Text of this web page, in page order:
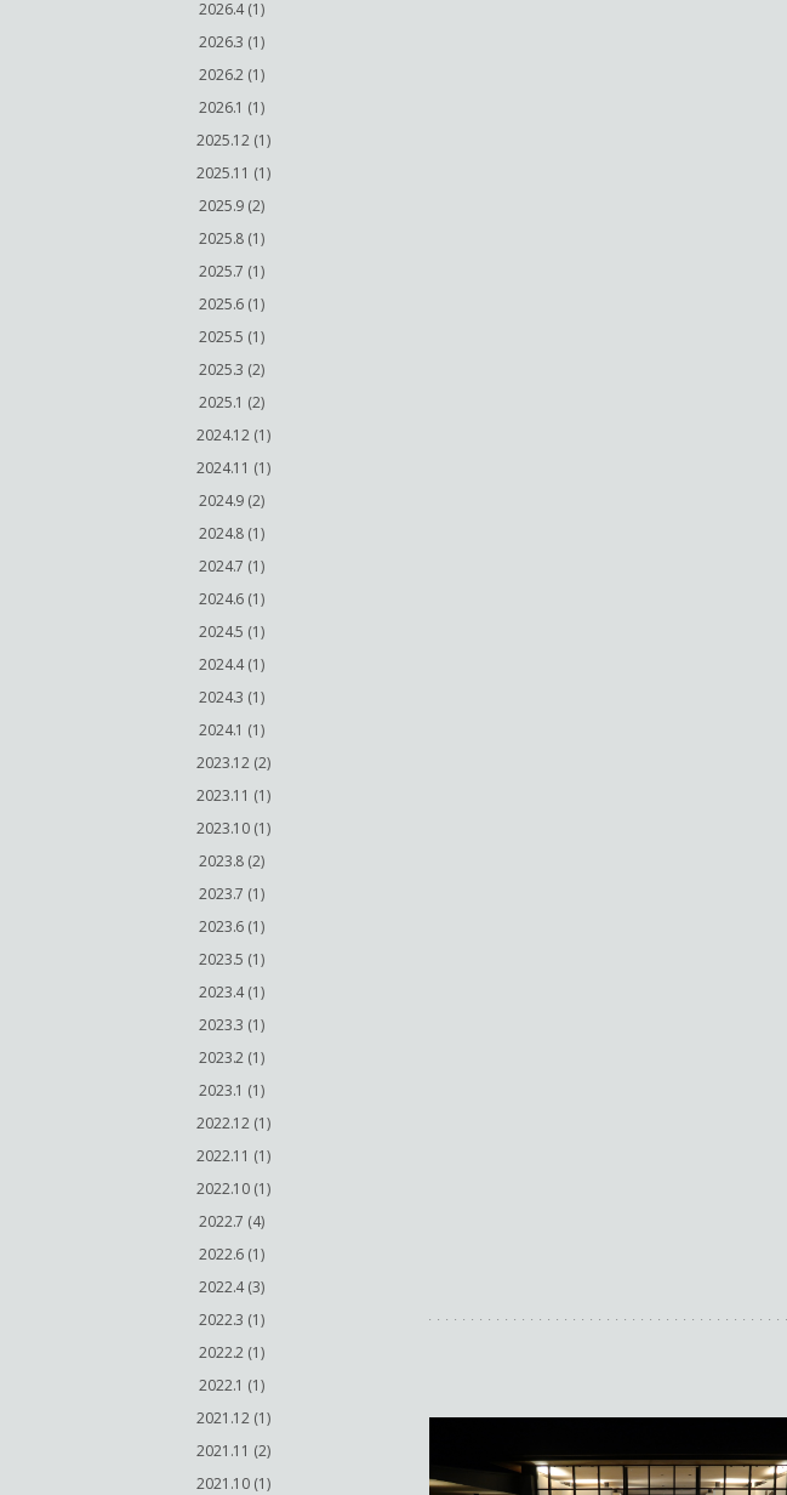
2026.4 (1)
2026.3 (1)
2026.2 (1)
2026.1 (1)
2025.12 (1)
2025.11 (1)
2025.9 (2)
2025.8 (1)
2025.7 (1)
2025.6 (1)
2025.5 (1)
2025.3 (2)
2025.1 (2)
2024.12 (1)
2024.11 (1)
2024.9 (2)
2024.8 (1)
2024.7 (1)
2024.6 (1)
2024.5 (1)
2024.4 (1)
2024.3 (1)
2024.1 (1)
2023.12 (2)
2023.11 (1)
2023.10 (1)
2023.8 (2)
2023.7 (1)
2023.6 (1)
2023.5 (1)
2023.4 (1)
2023.3 (1)
2023.2 (1)
2023.1 (1)
2022.12 (1)
2022.11 (1)
2022.10 (1)
2022.7 (4)
2022.6 (1)
2022.4 (3)
2022.3 (1)
2022.2 (1)
2022.1 (1)
2021.12 (1)
2021.11 (2)
2021.10 (1)